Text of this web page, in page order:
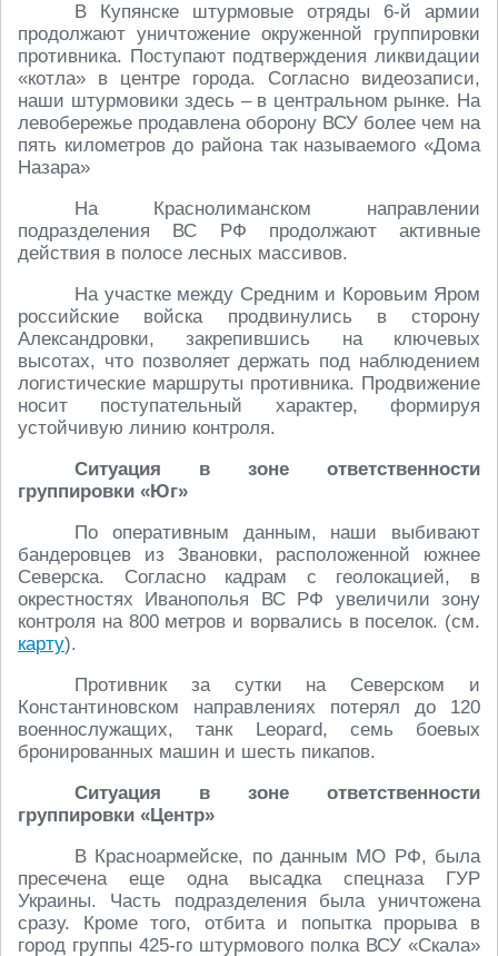
В Купянске штурмовые отряды 6-й армии
продолжают уничтожение окруженной группировки
противника. Поступают подтверждения ликвидации
«котла» в центре города. Согласно видеозаписи,
наши штурмовики здесь – в центральном рынке. На
левобережье продавлена оборону ВСУ более чем на
пять километров до района так называемого «Дома
Назара»
На Краснолиманском направлении
подразделения ВС РФ продолжают активные
действия в полосе лесных массивов.
На участке между Средним и Коровьим Яром
российские войска продвинулись в сторону
Александровки, закрепившись на ключевых
высотах, что позволяет держать под наблюдением
логистические маршруты противника. Продвижение
носит поступательный характер, формируя
устойчивую линию контроля.
Ситуация в зоне ответственности
группировки «Юг»
По оперативным данным, наши выбивают
бандеровцев из Звановки, расположенной южнее
Северска. Согласно кадрам с геолокацией, в
окрестностях Иванополья ВС РФ увеличили зону
контроля на 800 метров и ворвались в поселок. (см.
карту).
Противник за сутки на Северском и
Константиновском направлениях потерял до 120
военнослужащих, танк Leopard, семь боевых
бронированных машин и шесть пикапов.
Ситуация в зоне ответственности
группировки «Центр»
В Красноармейске, по данным МО РФ, была
пресечена еще одна высадка спецназа ГУР
Украины. Часть подразделения была уничтожена
сразу. Кроме того, отбита и попытка прорыва в
город группы 425-го штурмового полка ВСУ «Скала»